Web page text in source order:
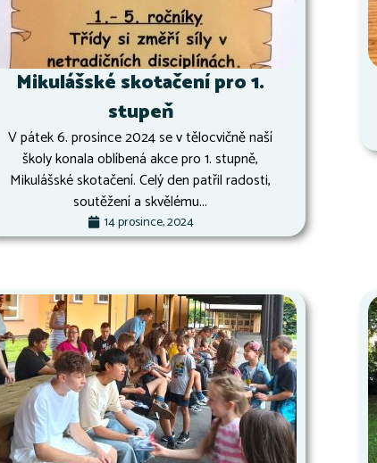
Mikulášské skotačení pro 1.
stupeň
V pátek 6. prosince 2024 se v tělocvičně naší
školy konala oblíbená akce pro 1. stupně,
Mikulášské skotačení. Celý den patřil radosti,
soutěžení a skvělému...
14 prosince, 2024